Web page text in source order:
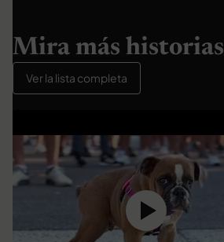
Mira más historias
Ver la lista completa